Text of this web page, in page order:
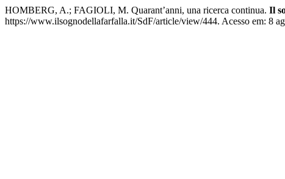
HOMBERG, A.; FAGIOLI, M. Quarant’anni, una ricerca continua. Il
https://www.ilsognodellafarfalla.it/SdF/article/view/444. Acesso em: 8